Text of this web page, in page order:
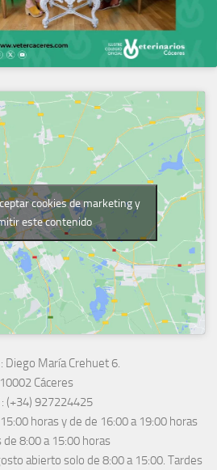
cookies de marketing y
este contenido
Diego María Crehuet 6.
10002 Cáceres
(+34) 927224425
horas y de de 16:00 a 19:00 horas
de 8:00 a 15:00 horas
abierto solo de 8:00 a 15:00. Tardes